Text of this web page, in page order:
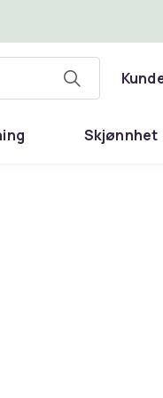
Skjønnhet